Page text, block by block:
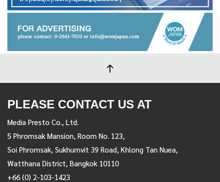
PLEASE CONTACT US AT
Media Presto Co., Ltd.
5 Phromsak Mansion, Room No. 123,
Soi Phromsak, Sukhumvit 39 Road, Khlong Tan Nuea,
Watthana District, Bangkok 10110
+66 (0) 2-103-1423